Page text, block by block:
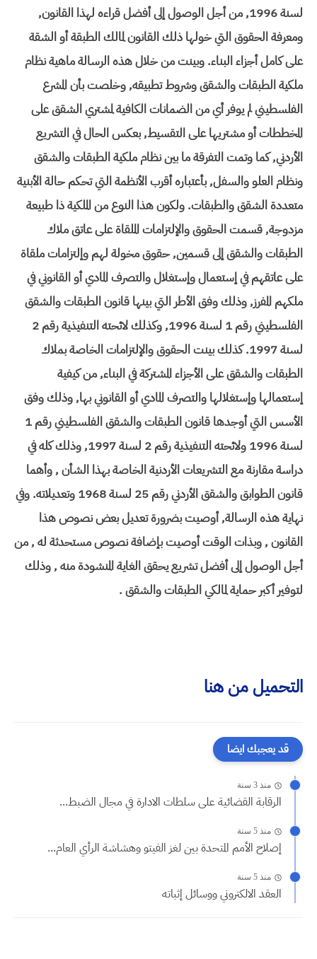
لسنة 1996, من أجل الوصول إلى أفضل قراءه لهذا القانون,
ومعرفة الحقوق التي خولها ذلك القانون لمالك الطبقة أو الشقة
على كامل أجزاء البناء. وبينت من خلال هذه الرسالة ماهية نظام
ملكية الطبقات والشقق وشروط تطبيقه, وخلصت بأن المشرع
الفلسطيني لم يوفر أي من الضمانات الكافية لمشتري الشقق على
المخططات أو مشتريها على التقسيط, بعكس الحال في التشريع
الأردني, كما وتمت التفرقة ما بين نظام ملكية الطبقات والشقق
ونظام العلو والسفل, بأعتباره أقرب الأنظمة التي تحكم حالة الأبنية
متعددة الشقق والطبقات. ولكون هذا النوع من الملكية ذا طبيعة
مزدوجة, قسمت الحقوق والإلتزامات الملقاة على عاتق ملاك
الطبقات والشقق إلى قسمين, حقوق مخولة لهم وإلتزامات ملقاة
على عاتقهم في إستعمال وإستغلال والتصرف المادي أو القانوني في
ملكهم المفرز, وذلك وفق الأطر التي بينها قانون الطبقات والشقق
الفلسطيني رقم 1 لسنة 1996, وكذلك لائحته التنفيذية رقم 2
لسنة 1997. كذلك بينت الحقوق والإلتزامات الخاصة بملاك
الطبقات والشقق على الأجزاء المشتركة في البناء, من كيفية
إستعمالها وإستغلالها والتصرف المادي أو القانوني بها, وذلك وفق
الأسس التي أوجدها قانون الطبقات والشقق الفلسطيني رقم 1
لسنة 1996 ولائحته التنفيذية رقم 2 لسنة 1997, وذلك كله في
دراسة مقارنة مع التشريعات الأردنية الخاصة بهذا الشأن , وأهما
قانون الطوابق والشقق الأردني رقم 25 لسنة 1968 وتعديلاته. وفي
نهاية هذه الرسالة, أوصيت بضرورة تعديل بعض نصوص هذا
القانون , وبذات الوقت أوصيت بإضافة نصوص مستحدثة له , من
أجل الوصول إلى أفضل تشريع يحقق الغاية المنشودة منه , وذلك
لتوفير أكبر حماية لمالكي الطبقات والشقق .
التحميل من هنا
قد يعجبك ايضا
منذ 3 سنة
الرقابة القضائية على سلطات الادارة في مجال الضبط...
منذ 5 سنة
إصلاح الأمم المتحدة بين لغز الفيتو وهشاشة الرأي العام...
منذ 5 سنة
العقد الالكتروني ووسائل إثباته